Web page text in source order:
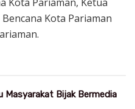
Kota Pariaman
Masyarakat Bijak Bermedia